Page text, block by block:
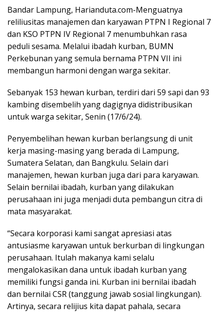
Bandar Lampung, Harianduta.com-Menguatnya
reliliusitas manajemen dan karyawan PTPN I Regional 7
dan KSO PTPN IV Regional 7 menumbuhkan rasa
peduli sesama. Melalui ibadah kurban, BUMN
Perkebunan yang semula bernama PTPN VII ini
membangun harmoni dengan warga sekitar.
Sebanyak 153 hewan kurban, terdiri dari 59 sapi dan 93
kambing disembelih yang dagignya didistribusikan
untuk warga sekitar, Senin (17/6/24).
Penyembelihan hewan kurban berlangsung di unit
kerja masing-masing yang berada di Lampung,
Sumatera Selatan, dan Bangkulu. Selain dari
manajemen, hewan kurban juga dari para karyawan.
Selain bernilai ibadah, kurban yang dilakukan
perusahaan ini juga menjadi duta pembangun citra di
mata masyarakat.
“Secara korporasi kami sangat apresiasi atas
antusiasme karyawan untuk berkurban di lingkungan
perusahaan. Itulah makanya kami selalu
mengalokasikan dana untuk ibadah kurban yang
memiliki fungsi ganda ini. Kurban ini bernilai ibadah
dan bernilai CSR (tanggung jawab sosial lingkungan).
Artinya, secara relijius kita dapat pahala, secara